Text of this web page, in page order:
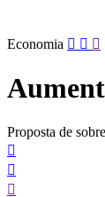
Pular
conteúdo
Economia
Proposta de